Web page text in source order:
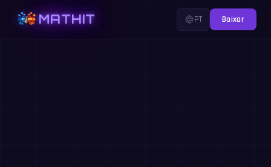
MATHIT PT Baixar